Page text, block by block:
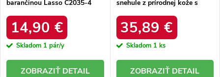
barančinou Lasso C2035-4
14,90 €
Skladom 1 pár/y
DETAIL
snehule z prírodnej kože s
produktu W5821 COFFEE
35,89 €
Skladom 1 ks
DETAIL